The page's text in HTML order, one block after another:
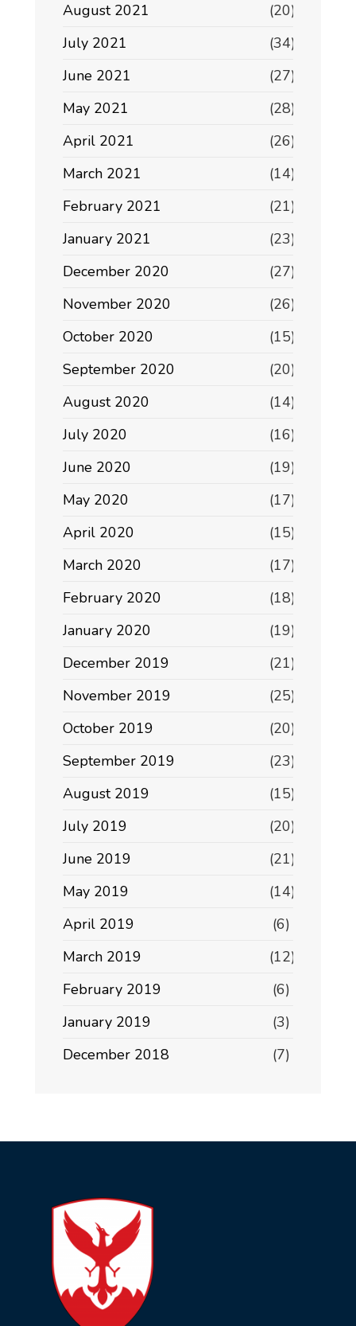
August 2021
(20)
July 2021
(34)
June 2021
(27)
May 2021
(28)
April 2021
(26)
March 2021
(14)
February 2021
(21)
January 2021
(23)
December 2020
(27)
November 2020
(26)
October 2020
(15)
September 2020
(20)
August 2020
(14)
July 2020
(16)
June 2020
(19)
May 2020
(17)
April 2020
(15)
March 2020
(17)
February 2020
(18)
January 2020
(19)
December 2019
(21)
November 2019
(25)
October 2019
(20)
September 2019
(23)
August 2019
(15)
July 2019
(20)
June 2019
(21)
May 2019
(14)
April 2019
(6)
March 2019
(12)
February 2019
(6)
January 2019
(3)
December 2018
(7)